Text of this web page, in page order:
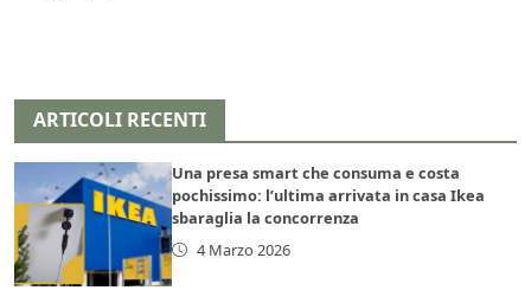
ARTICOLI RECENTI
Una presa smart che consuma e costa
pochissimo: l’ultima arrivata in casa Ikea
sbaraglia la concorrenza
4 Marzo 2026